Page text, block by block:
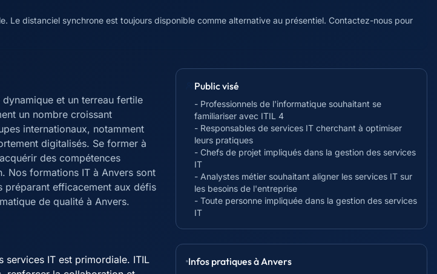
Le distanciel synchrone est toujours disponible comme alternative au présentiel. Contactez-nous pour
et un terreau fertile
un nombre croissant
internationaux, notamment
digitalisés. Se former à
des compétences
Nos formations IT à Anvers sont
efficacement aux défis
de qualité à Anvers.
services IT est primordiale. ITIL
Public visé
- Professionnels de l'informatique souhaitant se
familiariser avec ITIL 4
- Responsables de services IT cherchant à optimiser
leurs pratiques
- Chefs de projet impliqués dans la gestion des services
IT
- Analystes métier souhaitant aligner les services IT sur
les besoins de l'entreprise
- Toute personne impliquée dans la gestion des services
IT
Infos pratiques àAnvers